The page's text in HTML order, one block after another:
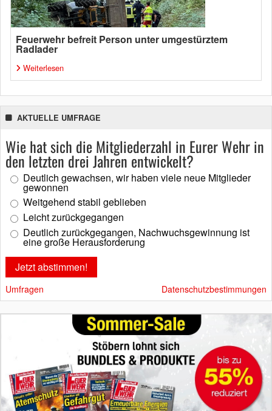
Feuerwehr befreit Person unter umgestürztem
Radlader
Weiterlesen
AKTUELLE UMFRAGE
Wie hat sich die Mitgliederzahl in Eurer Wehr in
den letzten drei Jahren entwickelt?
Deutlich gewachsen, wir haben viele neue Mitglieder
gewonnen
Weitgehend stabil geblieben
Leicht zurückgegangen
Deutlich zurückgegangen, Nachwuchsgewinnung ist
eine große Herausforderung
Umfragen Datenschutzbestimmungen